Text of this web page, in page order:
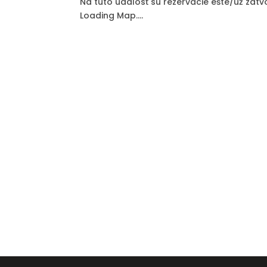
Loading Map....